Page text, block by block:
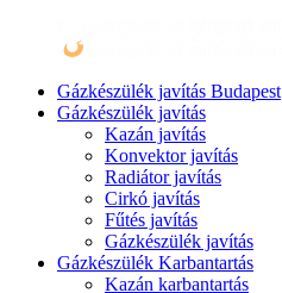
Gázkészülék javítás Budapest
Gázkészülék javítás
Kazán javítás
Konvektor javítás
Radiátor javítás
Cirkó javítás
Fűtés javítás
Gázkészülék javítás
Gázkészülék Karbantartás
Kazán karbantartás